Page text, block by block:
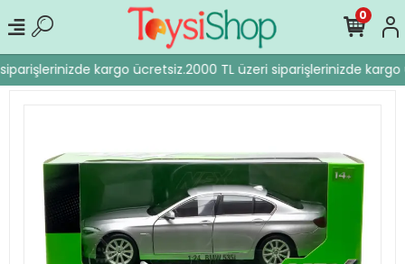
kargo ücretsiz.2000 TL üzeri siparişlerinizde kargo
0